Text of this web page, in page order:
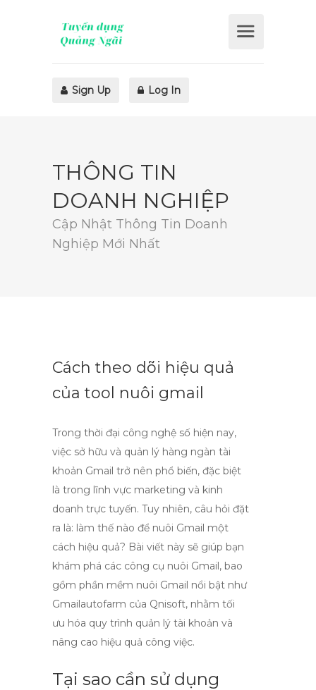
Sign Up Log In
THÔNG TIN
DOANH NGHIỆP
Cập Nhật Thông Tin Doanh
Nghiệp Mới Nhất
Cách theo dõi hiệu quả
của tool nuôi gmail
Trong thời đại công nghệ số hiện nay,
việc sở hữu và quản lý hàng ngàn tài
khoản Gmail trở nên phổ biến, đặc biệt
là trong lĩnh vực marketing và kinh
doanh trực tuyến. Tuy nhiên, câu hỏi đặt
ra là: làm thế nào để nuôi Gmail một
cách hiệu quả? Bài viết này sẽ giúp bạn
khám phá các công cụ nuôi Gmail, bao
gồm phần mềm nuôi Gmail nổi bật như
Gmailautofarm của Qnisoft, nhằm tối
ưu hóa quy trình quản lý tài khoản và
nâng cao hiệu quả công việc.
Tại sao cần sử dụng